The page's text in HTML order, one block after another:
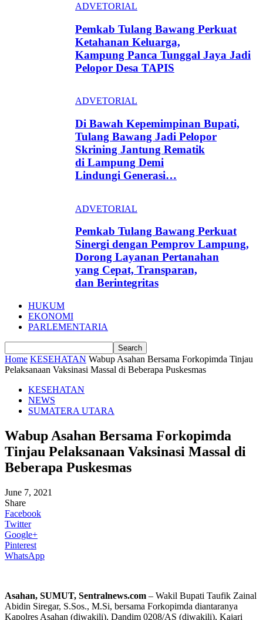
ADVETORIAL
Pemkab Tulang Bawang Perkuat
Ketahanan Keluarga,
Kampung Panca Tunggal Jaya Jadi
Pelopor Desa TAPIS
ADVETORIAL
Di Bawah Kepemimpinan Bupati,
Tulang Bawang Jadi Pelopor
Skrining Jantung Rematik
di Lampung Demi
Lindungi Generasi…
ADVETORIAL
Pemkab Tulang Bawang Perkuat
Sinergi dengan Pemprov Lampung,
Dorong Layanan Pertanahan
yang Cepat, Transparan,
dan Berintegritas
HUKUM
EKONOMI
PARLEMENTARIA
Home KESEHATAN Wabup Asahan Bersama Forkopimda Tinjau
Pelaksanaan Vaksinasi Massal di Beberapa Puskesmas
KESEHATAN
NEWS
SUMATERA UTARA
Wabup Asahan Bersama Forkopimda
Tinjau Pelaksanaan Vaksinasi Massal di
Beberapa Puskesmas
June 7, 2021
Share
Facebook
Twitter
Google+
Pinterest
WhatsApp
Asahan, SUMUT, Sentralnews.com – Wakil Bupati Taufik Zainal
Abidin Siregar, S.Sos., M.Si, bersama Forkopimda diantaranya
Kapolres Asahan (diwakili), Dandim 0208/AS (diwakili), Kajari